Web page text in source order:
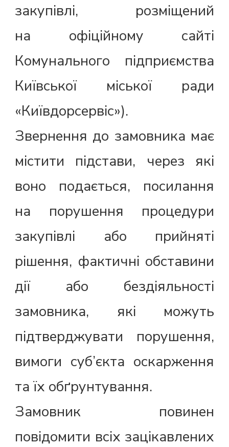
закупівлі, розміщений
на офіційному сайті
Комунального підприємства
Київської міської ради
«Київдорсервіс»).
Звернення до замовника має
містити підстави, через які
воно подається, посилання
на порушення процедури
закупівлі або прийняті
рішення, фактичні обставини
дії або бездіяльності
замовника, які можуть
підтверджувати порушення,
вимоги суб’єкта оскарження
та їх обґрунтування.
Замовник повинен
повідомити всіх зацікавлених